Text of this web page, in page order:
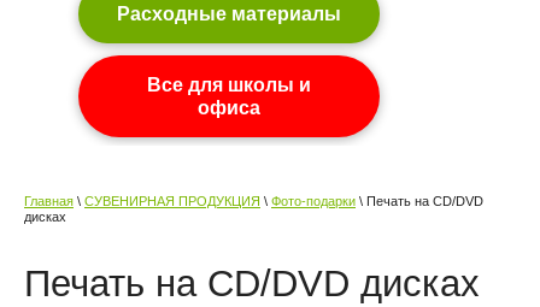
Расходные материалы
Все для школы и
офиса
Главная \ СУВЕНИРНАЯ ПРОДУКЦИЯ \ Фото-подарки \ Печать на CD/DVD
дисках
Печать на CD/DVD дисках